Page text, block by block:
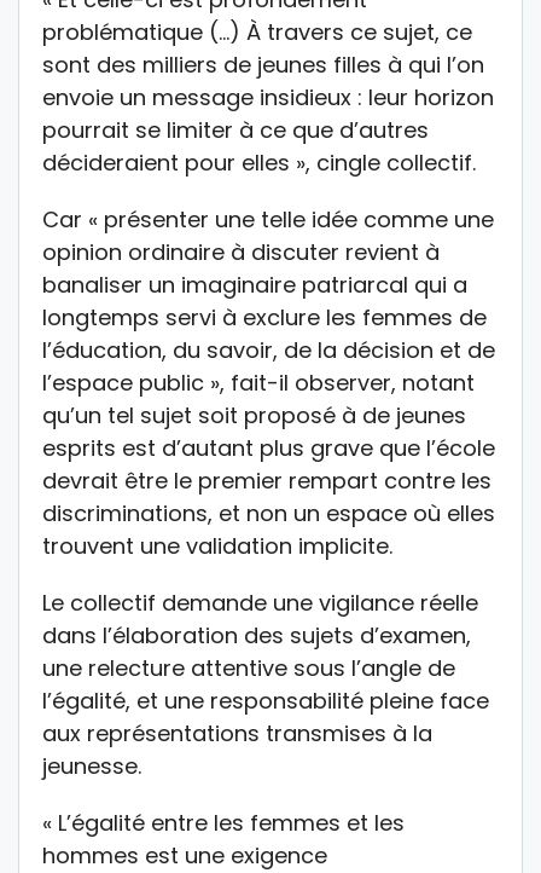
problématique (…) À travers ce sujet, ce
sont des milliers de jeunes filles à qui l’on
envoie un message insidieux : leur horizon
pourrait se limiter à ce que d’autres
décideraient pour elles », cingle collectif.
Car « présenter une telle idée comme une
opinion ordinaire à discuter revient à
banaliser un imaginaire patriarcal qui a
longtemps servi à exclure les femmes de
l’éducation, du savoir, de la décision et de
l’espace public », fait-il observer, notant
qu’un tel sujet soit proposé à de jeunes
esprits est d’autant plus grave que l’école
devrait être le premier rempart contre les
discriminations, et non un espace où elles
trouvent une validation implicite.
Le collectif demande une vigilance réelle
dans l’élaboration des sujets d’examen,
une relecture attentive sous l’angle de
l’égalité, et une responsabilité pleine face
aux représentations transmises à la
jeunesse.
« L’égalité entre les femmes et les
hommes est une exigence